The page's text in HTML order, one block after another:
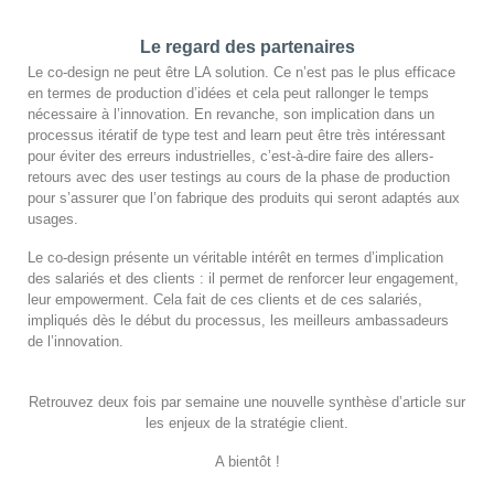
Le regard des partenaires
Le co-design ne peut être LA solution. Ce n’est pas le plus efficace
en termes de production d’idées et cela peut rallonger le temps
nécessaire à l’innovation. En revanche, son implication dans un
processus itératif de type test and learn peut être très intéressant
pour éviter des erreurs industrielles, c’est-à-dire faire des allers-
retours avec des user testings au cours de la phase de production
pour s’assurer que l’on fabrique des produits qui seront adaptés aux
usages.
Le co-design présente un véritable intérêt en termes d’implication
des salariés et des clients : il permet de renforcer leur engagement,
leur empowerment. Cela fait de ces clients et de ces salariés,
impliqués dès le début du processus, les meilleurs ambassadeurs
de l’innovation.
Retrouvez deux fois par semaine une nouvelle synthèse d’article sur
les enjeux de la stratégie client.
A bientôt !